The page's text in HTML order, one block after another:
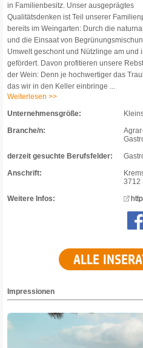
in Familienbesitz. Unser ausgeprägtes
Qualitätsdenken ist Teil unserer
bereits im Weingarten: Durch die
und die Einsaat von
Umwelt geschont und Nützlinge am und
gefördert. Davon profitieren unsere
der Wein: Denn je hochwertiger das
das wir in den Keller einbringe ...
Weiterlesen >>
Unternehmensgröße:
Branche/n:
derzeit gesuchte Berufsfelder:
Anschrift:
3712
Weitere Infos:
ALLE
Impressionen